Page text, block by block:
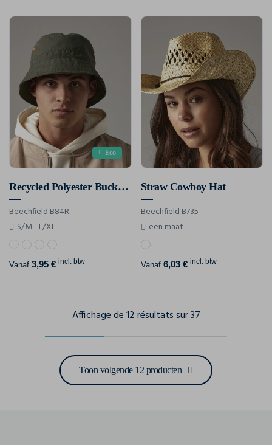
Eco
Recycled Polyester Bucket Hat
Beechfield B84R
S/M - L/XL
Vanaf 3,95 € incl. btw
Straw Cowboy Hat
Beechfield B735
een maat
Vanaf 6,03 € incl. btw
Affichage de 12 résultats sur 37
Toon volgende 12 producten